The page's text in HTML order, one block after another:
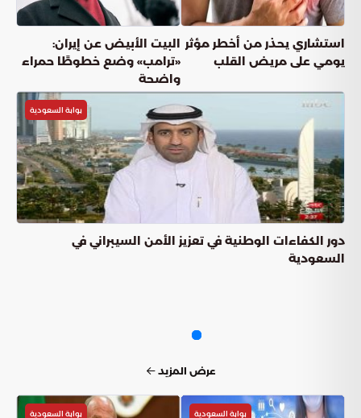
استشاري يحذر من أخطر مؤثر
يومي على مريض القلب
البيت الأبيض عن إيران:
«ترامب» وضع خطوطًا حمراء
واضحة
بوابة السعودية
دور الكفاءات الوطنية في تعزيز الأمن السيبراني في
السعودية
عرض المزيد
بوابة السعودية بوابة السعودية